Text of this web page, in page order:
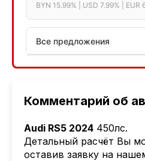
Комментарий об
Audi RS5 2024 450лс.
Детальный расчёт Вы
оставив заявку на
BYN 15.99% | USD 7.99% | EUR
Все предложения
АСБ лизинг
Лизинг: BYN 17% | USD
Также доступен кредит "Проще